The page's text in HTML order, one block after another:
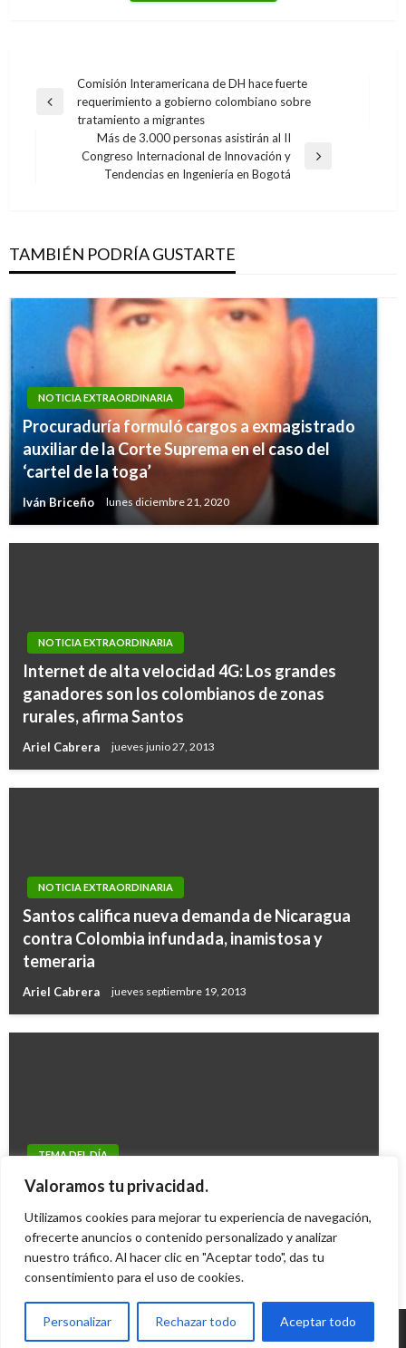
Valoramos tu privacidad.
Utilizamos cookies para mejorar tu experiencia de navegación,
ofrecerte anuncios o contenido personalizado y analizar
nuestro tráfico. Al hacer clic en "Aceptar todo", das tu
consentimiento para el uso de cookies.
Personalizar Rechazar todo Aceptar todo
Navegación
de
entradas
Entrada
Comisión Interamericana de DH hace fuerte
requerimiento a gobierno colombiano sobre
tratamiento a migrantes
Entrada
Más de 3.000 personas asistirán al II
Congreso Internacional de Innovación y
Tendencias en Ingeniería en Bogotá
TAMBIÉN PODRÍA GUSTARTE
NOTICIA EXTRAORDINARIA
Procuraduría formuló cargos a exmagistrado
auxiliar de la Corte Suprema en el caso del
‘cartel de la toga’
Iván Briceño lunes diciembre 21, 2020
NOTICIA EXTRAORDINARIA
Internet de alta velocidad 4G: Los grandes
ganadores son los colombianos de zonas
rurales, afirma Santos
Ariel Cabrera jueves junio 27, 2013
NOTICIA EXTRAORDINARIA
Santos califica nueva demanda de Nicaragua
contra Colombia infundada, inamistosa y
temeraria
Ariel Cabrera jueves septiembre 19, 2013
TEMA DEL DÍA
“Sólo los infames justifican sus crímenes”:
Camilo Gonzalez miércoles enero 30, 2013